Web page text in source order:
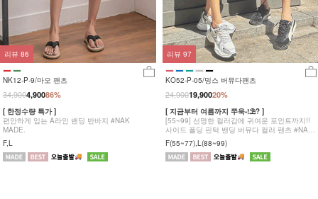
NK12-P-9/마오 팬츠
86%
34,9004,900
[ 한정수량 특가 ]
편안하게 입는 A라인 밴딩 반바지 #NAK
MADE.
F,L
리뷰 86
KO52-P-05/밍스 버뮤다팬츠
20%
24,90019,900
[ 지금부터 여름까지 쭈욱-!⛱? ]
[55~99] 선명한 컬러감에 귀여운 포인트까지!!
사이드 폴딩 핀턱 밴딩 버뮤다 컬러 팬츠 #NAK
MADE.
F(55~77),L(88~99)
리뷰 97